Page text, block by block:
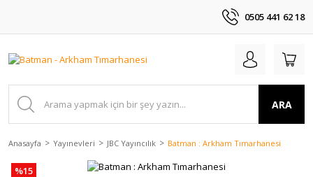
0505 441 62 18
ARA
Anasayfa Yayınevleri JBC Yayıncılık Batman : Arkham Tımarhanesi
%15